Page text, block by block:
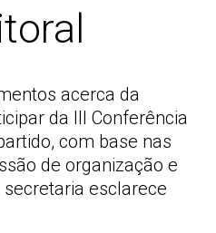
acerca da
da III Conferência
com base nas
de organização e
esclarece